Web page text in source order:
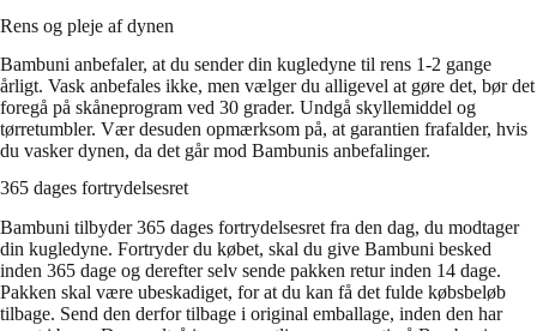
Rens og pleje af dynen
Bambuni anbefaler, at du sender din kugledyne til rens 1-2 gange
årligt. Vask anbefales ikke, men vælger du alligevel at gøre det, bør det
foregå på skåneprogram ved 30 grader. Undgå skyllemiddel og
tørretumbler. Vær desuden opmærksom på, at garantien frafalder, hvis
du vasker dynen, da det går mod Bambunis anbefalinger.
365 dages fortrydelsesret
Bambuni tilbyder 365 dages fortrydelsesret fra den dag, du modtager
din kugledyne. Fortryder du købet, skal du give Bambuni besked
inden 365 dage og derefter selv sende pakken retur inden 14 dage.
Pakken skal være ubeskadiget, for at du kan få det fulde købsbeløb
tilbage. Send den derfor tilbage i original emballage, inden den har